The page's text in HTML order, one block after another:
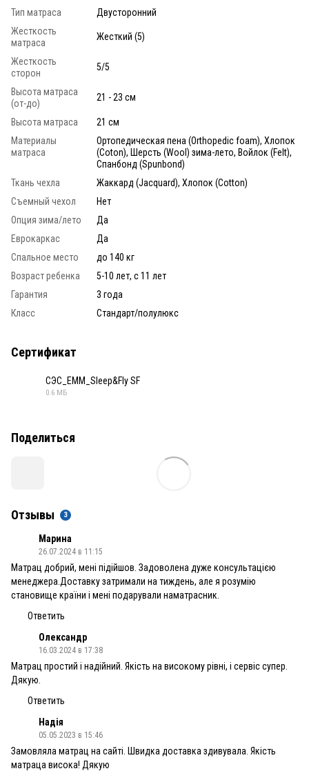
Тип матраса
Двусторонний
Жесткость
матраса
Жесткий (5)
Жесткость
сторон
5/5
Высота матраса
(от-до)
21 - 23 см
Высота матраса
21 см
Материалы
матраса
Ортопедическая пена (Orthopedic foam), Хлопок
(Coton), Шерсть (Wool) зима-лето, Войлок (Felt),
Спанбонд (Spunbond)
Ткань чехла
Жаккард (Jacquard), Хлопок (Cotton)
Съемный чехол
Нет
Опция зима/лето
Да
Еврокаркас
Да
Спальное место
до 140 кг
Возраст ребенка
5-10 лет, с 11 лет
Гарантия
3 года
Класс
Стандарт/полулюкс
Сертификат
СЭС_ЕММ_Sleep&Fly SF
0.6 МБ
Поделиться
Отзывы 3
Марина
26.07.2024 в 11:15
Матрац добрий, мені підійшов. Задоволена дуже консультацією
менеджера.Доставку затримали на тиждень, але я розумію
становище країни і мені подарували наматрасник.
Ответить
Олександр
16.03.2024 в 17:38
Матрац простий і надійний. Якість на високому рівні, і сервіс супер.
Дякую.
Ответить
Надія
05.05.2023 в 15:46
Замовляла матрац на сайті. Швидка доставка здивувала. Якість
матраца висока! Дякую